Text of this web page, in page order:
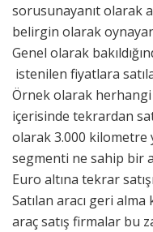
sorusunayanıt olarak
belirgin olarak
Genel olarak
istenilen fiyatlara
Örnek olarak herhangi
içerisinde tekrardan
olarak 3.000 kilometre
segmenti ne sahip bir
Euro altına tekrar
Satılan aracı geri
araç satış firmalar bu